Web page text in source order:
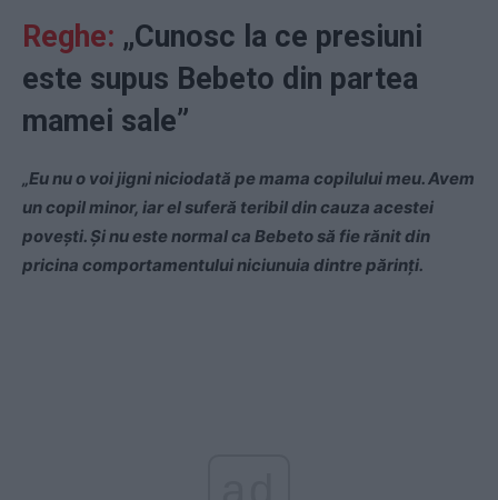
Reghe: „Cunosc la ce presiuni
este supus Bebeto din partea
mamei sale”
„Eu nu o voi jigni niciodată pe mama copilului meu. Avem
un copil minor, iar el suferă teribil din cauza acestei
povești. Și nu este normal ca Bebeto să fie rănit din
pricina comportamentului niciunuia dintre părinți.